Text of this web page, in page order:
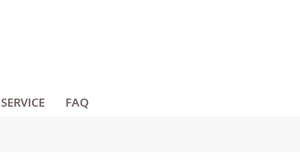
SERVICE FAQ